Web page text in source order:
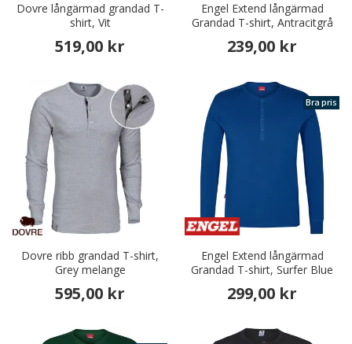
Dovre långärmad grandad T-
shirt, Vit
519,00 kr
Engel Extend långärmad
Grandad T-shirt, Antracitgrå
239,00 kr
Dovre ribb grandad T-shirt,
Grey melange
595,00 kr
Bra pris
Engel Extend långärmad
Grandad T-shirt, Surfer Blue
299,00 kr